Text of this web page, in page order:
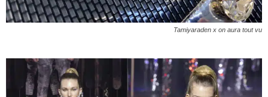
Tamiyaraden x on aura tout vu